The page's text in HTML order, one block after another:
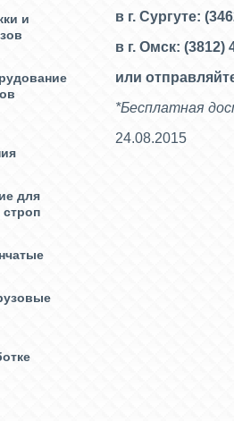
и
для
строп
в г. Сургуте:
в г. Омск: (3812)
или
*Бесплатная
24.08.2015